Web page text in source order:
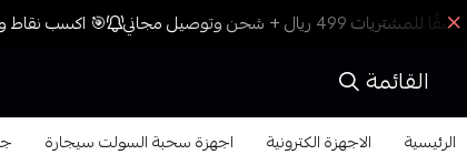
🎯 اكسب نقاط
القائمة
الرئيسية الاجهزة الكترونية اجهزة سحبة السولت سيجارة